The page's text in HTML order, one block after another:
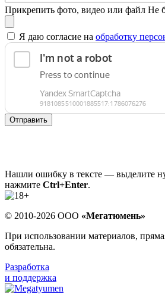
Прикрепить фото, видео или файл Не
Я даю согласие на обработку
Отправить
Нашли ошибку в тексте — выделите
нажмите Ctrl+Enter.
© 2010-2026 ООО «Мегатюмень»
При использовании материалов,
обязательна.
Разработка
и поддержка